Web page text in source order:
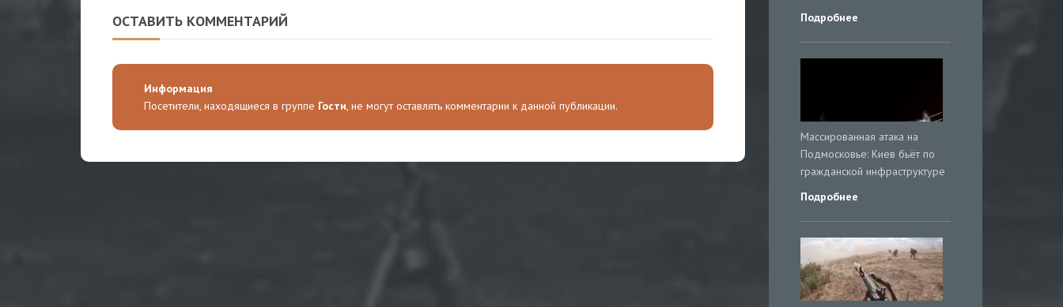
ОСТАВИТЬ КОММЕНТАРИЙ
Информация
Посетители, находящиеся в группе Гости, не могут оставлять комментарии к данной публикации.
Подробнее
Массированная атака на
Подмосковье: Киев бьёт по
гражданской инфраструктуре
Подробнее